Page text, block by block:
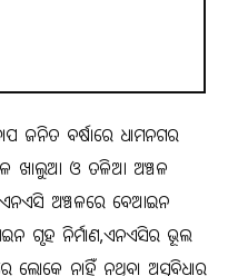
ଜନିତ ବର୍ଷାରେ ଧାମନଗର
ଖାଲୁଆ ଓ ତଳିଆ ଅଞ୍ଚଳ
ଅଞ୍ଚଳରେ ବେଆଇନ
ଗୃହ ନିର୍ମାଣ,ଏନଏସିର ଭୂଲ
ଲୋକେ ନାହିଁ ନଥିବା ଅସୁବିଧାର